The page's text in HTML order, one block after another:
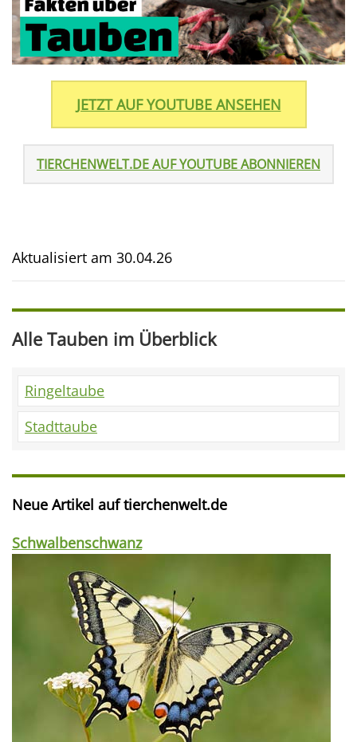
JETZT AUF YOUTUBE ANSEHEN
TIERCHENWELT.DE AUF YOUTUBE ABONNIEREN
Aktualisiert am 30.04.26
Alle Tauben im Überblick
Ringeltaube
Stadttaube
Neue Artikel auf tierchenwelt.de
Schwalbenschwanz